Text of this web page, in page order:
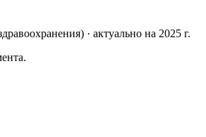
) · актуально на 2025 г.